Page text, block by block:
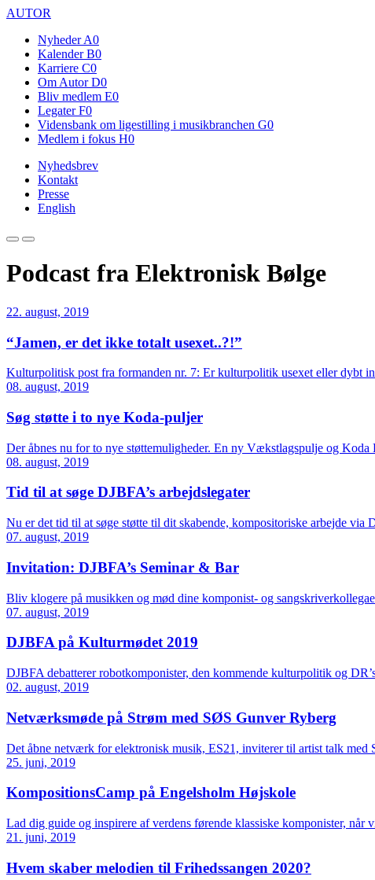
AUTOR
Nyheder A0
Kalender B0
Karriere C0
Om Autor D0
Bliv medlem E0
Legater F0
Vidensbank om ligestilling i musikbranchen G0
Medlem i fokus H0
Nyhedsbrev
Kontakt
Presse
English
Podcast fra Elektronisk Bølge
22. august, 2019
“Jamen, er det ikke totalt usexet..?!”
Kulturpolitisk post fra formanden nr. 7: Er kulturpolitik usexet eller dybt
08. august, 2019
Søg støtte i to nye Koda-puljer
Der åbnes nu for to nye støttemuligheder. En ny Vækstlagspulje og
08. august, 2019
Tid til at søge DJBFA’s arbejdslegater
Nu er det tid til at søge støtte til dit skabende, kompositoriske arbejde
07. august, 2019
Invitation: DJBFA’s Seminar & Bar
Bliv klogere på musikken og mød dine komponist- og
07. august, 2019
DJBFA på Kulturmødet 2019
DJBFA debatterer robotkomponister, den kommende kulturpolitik og
02. august, 2019
Netværksmøde på Strøm med SØS Gunver Ryberg
Det åbne netværk for elektronisk musik, ES21, inviterer til artist talk
25. juni, 2019
KompositionsCamp på Engelsholm Højskole
Lad dig guide og inspirere af verdens førende klassiske komponister,
21. juni, 2019
Hvem skaber melodien til Frihedssangen 2020?